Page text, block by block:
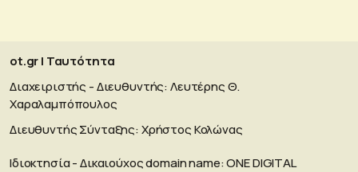
ot.gr | Ταυτότητα
Διαχειριστής - Διευθυντής: Λευτέρης Θ.
Χαραλαμπόπουλος
Διευθυντής Σύνταξης: Χρήστος Κολώνας
Ιδιοκτησία - Δικαιούχος domain name: ΟΝΕ DIGITAL